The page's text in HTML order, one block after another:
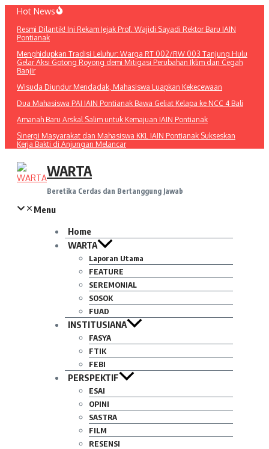
Lewati
konten
Hot News
Resmi Dilantik! Ini Rekam Jejak Prof. Wajidi Sayadi Rektor Baru IAIN
Pontianak
Menghidupkan Tradisi Leluhur: Warga RT 002/RW 003 Tanjung Hulu
Gelar Aksi Gotong Royong demi Mitigasi Perubahan Iklim dan Cegah
Banjir
Wisuda Diundur Mendadak, Mahasiswa Luapkan Kekecewaan
Dua Mahasiswa PAI IAIN Pontianak Bawa Geliat Kelapa ke NCC 4 Bali
Amanah Baru Arskal Salim untuk Kemajuan IAIN Pontianak
Sinergi Masyarakat dan Mahasiswa KKL IAIN Pontianak Sukseskan
Kerja Bakti di Anjungan Melancar
WARTA
Beretika Cerdas dan Bertanggung Jawab
Menu
Home
WARTA
Laporan Utama
FEATURE
SEREMONIAL
SOSOK
FUAD
INSTITUSIANA
FASYA
FTIK
FEBI
PERSPEKTIF
ESAI
OPINI
SASTRA
FILM
RESENSI